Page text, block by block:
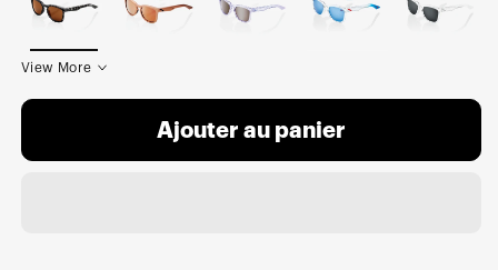
View More
Ajouter au panier